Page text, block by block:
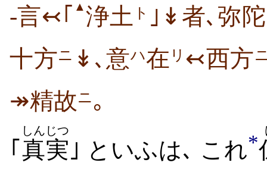
-言↢｢ ▲浄土 ト ｣↡者､弥陀
十方ニ ↡､意ハ在 リ ↢西方
↠精故ニ｡
｢ 真実
しんじつ
｣ といふは､ これ*